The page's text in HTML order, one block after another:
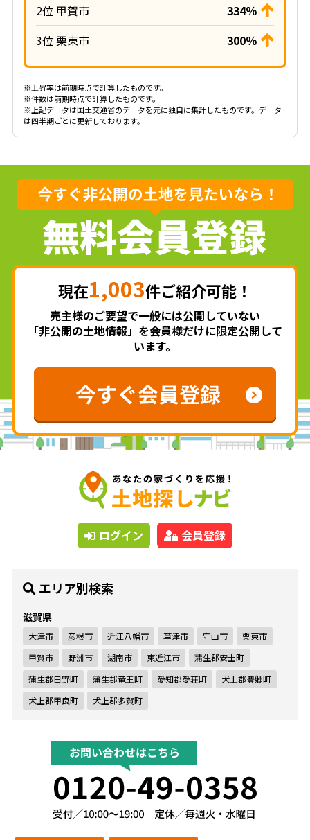
2位 甲賀市
334％
3位 栗東市
300％
※上昇率は前期時点で計算したものです。
※件数は前期時点で計算したものです。
※上記データは国土交通省のデータを元に独自に集計したものです。データ
は四半期ごとに更新しております。
現在1,003件ご紹介可能！
売主様のご要望で一般には公開していない
「非公開の土地情報」を会員様だけに限定公開して
います。
ログイン 会員登録
エリア別検索
滋賀県
大津市 彦根市 近江八幡市 草津市 守山市
栗東市
甲賀市
野洲市 湖南市 東近江市
蒲生郡安土町
蒲生郡日野町
蒲生郡竜王町 愛知郡愛荘町
犬上郡豊郷町
犬上郡甲良町
犬上郡多賀町